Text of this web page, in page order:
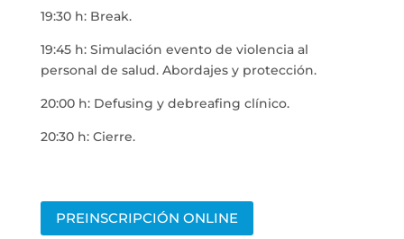
19:30 h: Break.
19:45 h: Simulación evento de violencia al
personal de salud. Abordajes y protección.
20:00 h: Defusing y debreafing clínico.
20:30 h: Cierre.
PREINSCRIPCIÓN ONLINE